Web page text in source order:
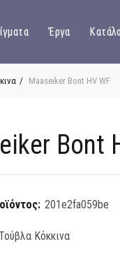
Έργα
Maaseiker Bont HV WF
Bont
201e2fa059be
Κόκκινα